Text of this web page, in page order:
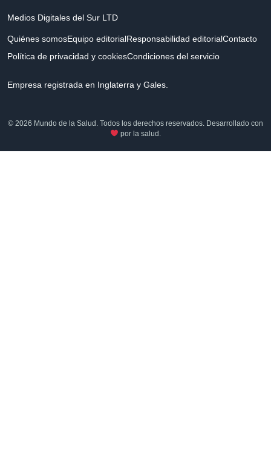
Medios Digitales del Sur LTD
Quiénes somosEquipo editorialResponsabilidad editorialContacto
Política de privacidad y cookiesCondiciones del servicio
Empresa registrada en Inglaterra y Gales.
© 2026 Mundo de la Salud. Todos los derechos reservados. Desarrollado con
por la salud.